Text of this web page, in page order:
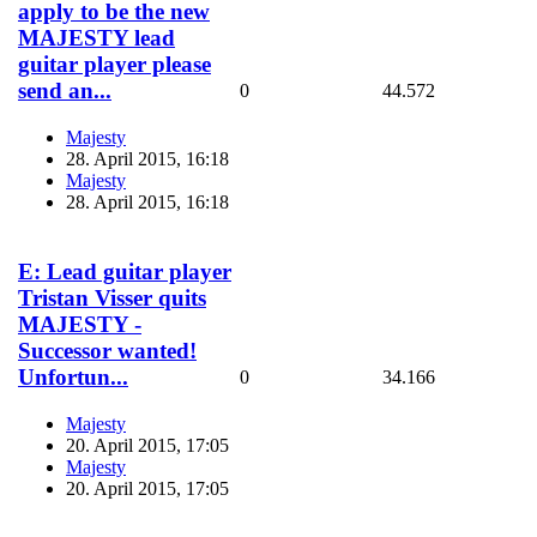
apply to be the new
MAJESTY lead
guitar player please
send an...
Majesty
28. April 2015, 16:18
Majesty
28. April 2015, 16:18
0 44.572
E: Lead guitar player
Tristan Visser quits
MAJESTY -
Successor wanted!
Unfortun...
Majesty
20. April 2015, 17:05
Majesty
20. April 2015, 17:05
0 34.166